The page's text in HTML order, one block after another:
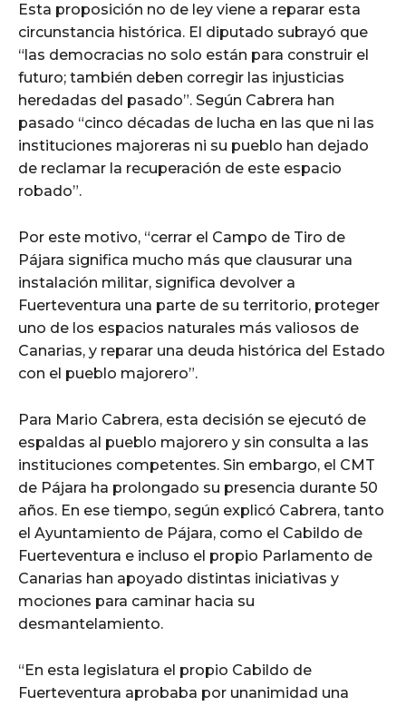
Esta proposición no de ley viene a reparar esta
circunstancia histórica. El diputado subrayó que
“las democracias no solo están para construir el
futuro; también deben corregir las injusticias
heredadas del pasado”. Según Cabrera han
pasado “cinco décadas de lucha en las que ni las
instituciones majoreras ni su pueblo han dejado
de reclamar la recuperación de este espacio
robado”.
Por este motivo, “cerrar el Campo de Tiro de
Pájara significa mucho más que clausurar una
instalación militar, significa devolver a
Fuerteventura una parte de su territorio, proteger
uno de los espacios naturales más valiosos de
Canarias, y reparar una deuda histórica del Estado
con el pueblo majorero”.
Para Mario Cabrera, esta decisión se ejecutó de
espaldas al pueblo majorero y sin consulta a las
instituciones competentes. Sin embargo, el CMT
de Pájara ha prolongado su presencia durante 50
años. En ese tiempo, según explicó Cabrera, tanto
el Ayuntamiento de Pájara, como el Cabildo de
Fuerteventura e incluso el propio Parlamento de
Canarias han apoyado distintas iniciativas y
mociones para caminar hacia su
desmantelamiento.
“En esta legislatura el propio Cabildo de
Fuerteventura aprobaba por unanimidad una